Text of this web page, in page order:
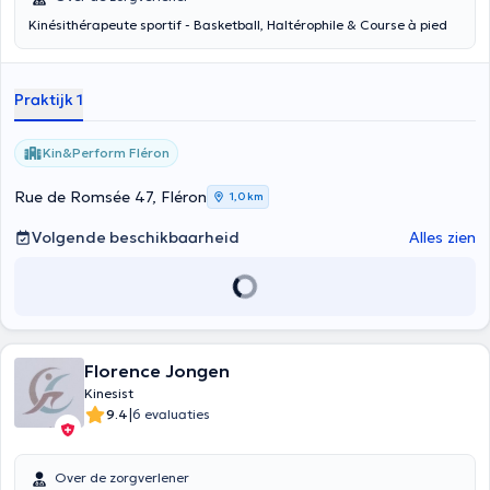
Kinésithérapeute sportif - Basketball, Haltérophile & Course à pied
Praktijk 1
Kin&Perform Fléron
Rue de Romsée 47, Fléron 1,0 km
Volgende beschikbaarheid Alles zien
Florence Jongen
Kinesist
9.4|6 evaluaties
Over de zorgverlener